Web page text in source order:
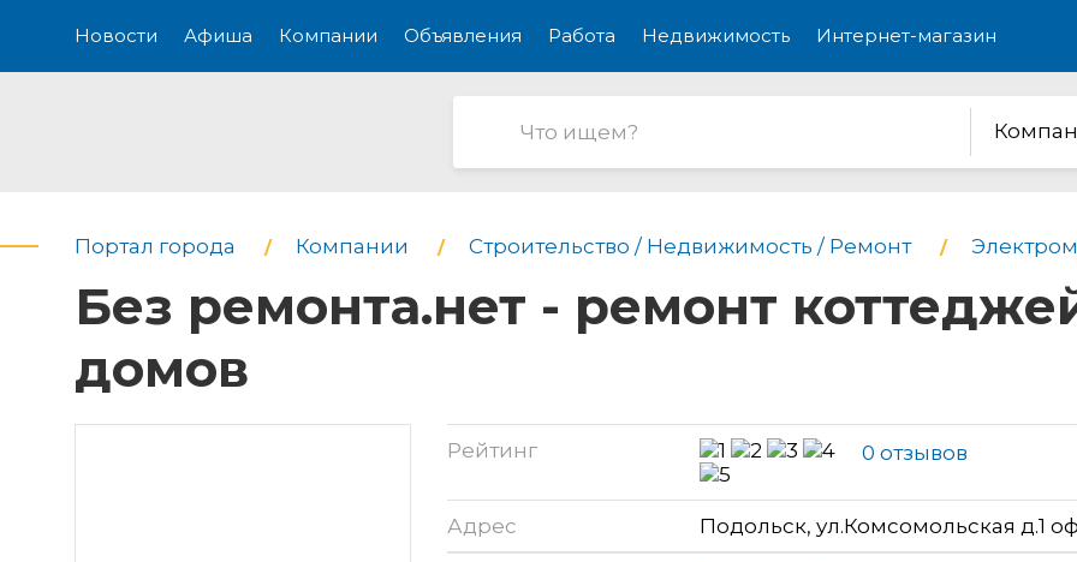
Новости Афиша Компании Объявления Работа Недвижимость Интернет-магазин
Портал города Компании Строительство / Недвижимость / Ремонт
Без ремонта.нет - ремонт
домов
Рейтинг 0 отзывов
Адрес Подольск, ул.Комсомольская д.1